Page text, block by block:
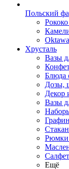
Польский
Хрусталь
Вазы
Блюда
Дозы,
Декор
Вазы
Рюмки
Ещё